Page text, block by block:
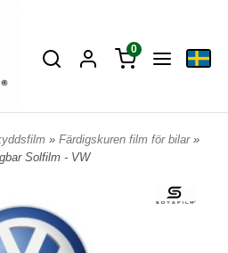
0
» Färdigskuren film för bilar »
Solfilm - VW